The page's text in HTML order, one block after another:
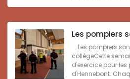
Les pompiers
Les pompiers
collègeCette
d'exercice pour
d'Hennebont.